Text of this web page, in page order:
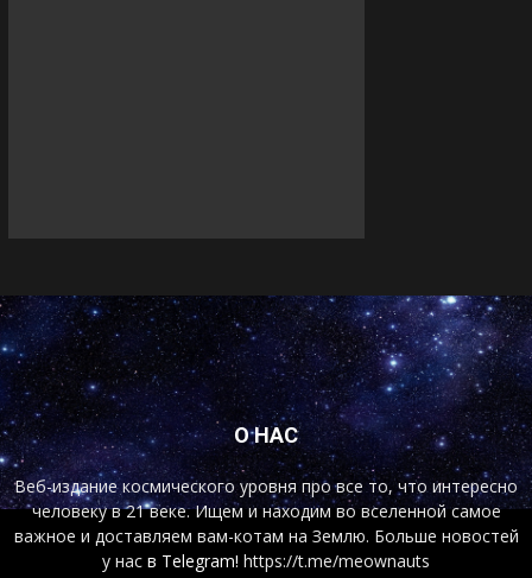
О НАС
Веб-издание космического уровня про все то, что интересно
человеку в 21 веке. Ищем и находим во вселенной самое
важное и доставляем вам-котам на Землю. Больше новостей
у нас в Telegram! https://t.me/meownauts